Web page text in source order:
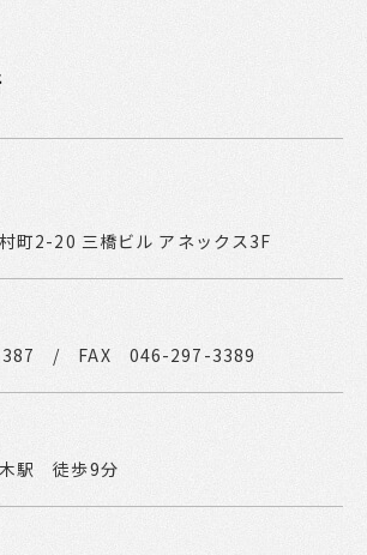
町2-20 三橋ビル アネックス3F
/ FAX 046-297-3389
駅 徒歩9分